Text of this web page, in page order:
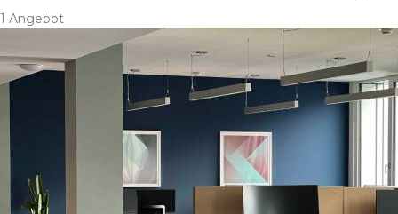
1 Angebot